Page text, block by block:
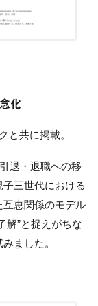
化
と共に掲載。
退・退職への移
三世代における
恵関係のモデル
解”と捉えがちな
ました。